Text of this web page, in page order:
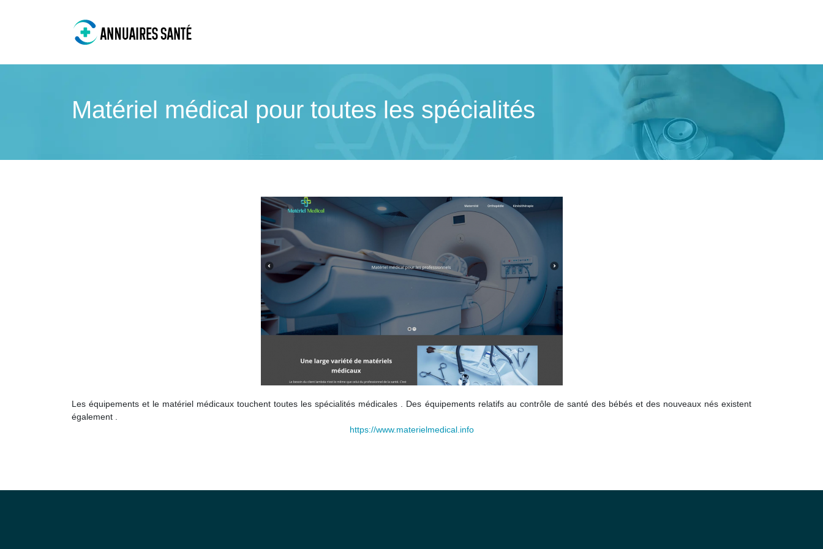
Matériel médical pour toutes les spécialités
Les équipements et le matériel médicaux touchent toutes les spécialités médicales . Des équipements relatifs au contrôle de santé des bébés et des nouveaux nés existent
également .
https://www.materielmedical.info